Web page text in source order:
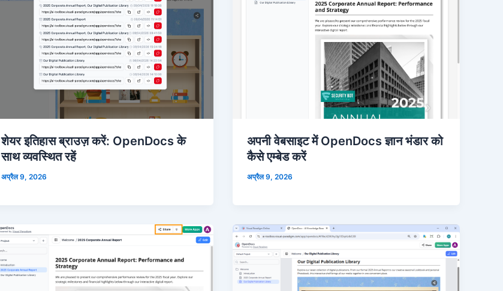
शेयर इतिहास ब्राउज़ करें: OpenDocs के
साथ व्यवस्थित रहें
अप्रैल 9, 2026
अपनी वेबसाइट में OpenDocs ज्ञान भंडार को
कैसे एम्बेड करें
अप्रैल 9, 2026